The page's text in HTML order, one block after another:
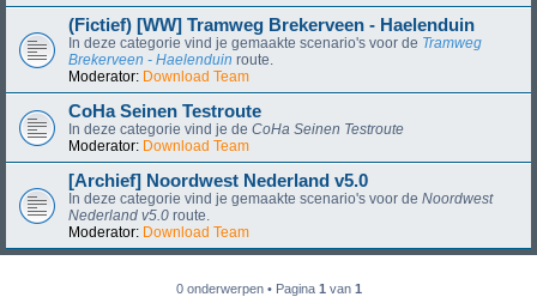
(Fictief) [WW] Tramweg Brekerveen - Haelenduin
In deze categorie vind je gemaakte scenario's voor de Tramweg
Brekerveen - Haelenduin route.
Moderator: Download Team
CoHa Seinen Testroute
In deze categorie vind je de CoHa Seinen Testroute
Moderator: Download Team
[Archief] Noordwest Nederland v5.0
In deze categorie vind je gemaakte scenario's voor de Noordwest
Nederland v5.0 route.
Moderator: Download Team
0 onderwerpen • Pagina 1 van 1